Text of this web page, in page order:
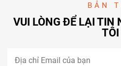
BẢN
VUI LÒNG ĐỂ LẠI TIN
TÔI